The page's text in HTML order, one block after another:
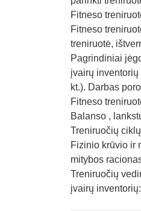
Fitneso
Fitneso
treniruotė,
Pagrindiniai
įvairų
kt.). Darbas
Fitneso
Balanso ,
Treniruočių
Fizinio krūvio ir
mitybos
Treniruočių
įvairų